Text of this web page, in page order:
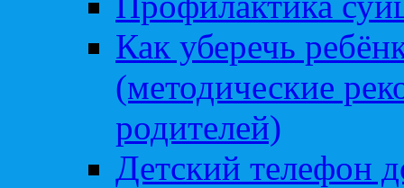
Как уберечь
(методические
родителей)
Детский телефон